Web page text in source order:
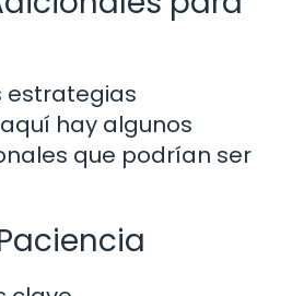
estrategias
hay algunos
que podrían ser